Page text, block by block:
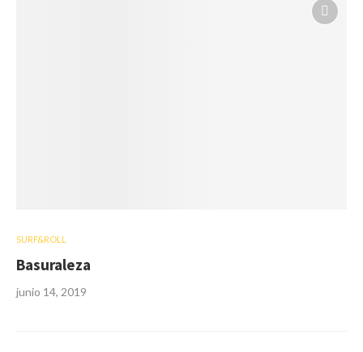
SURF&ROLL
Basuraleza
junio 14, 2019